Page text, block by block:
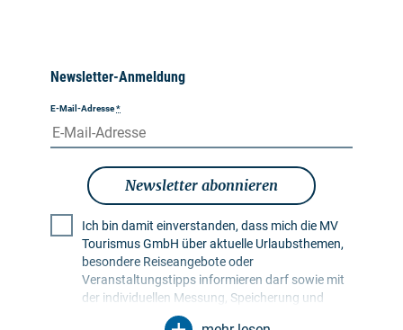
Newsletter-Anmeldung
E-Mail-Adresse*
Newsletter abonnieren
Ich bin damit einverstanden, dass mich die MV
Tourismus GmbH über aktuelle Urlaubsthemen,
besondere Reiseangebote oder
Veranstaltungstipps informieren darf sowie mit
der individuellen Messung, Speicherung und
Auswertung von Öffnungs- und Klickraten in